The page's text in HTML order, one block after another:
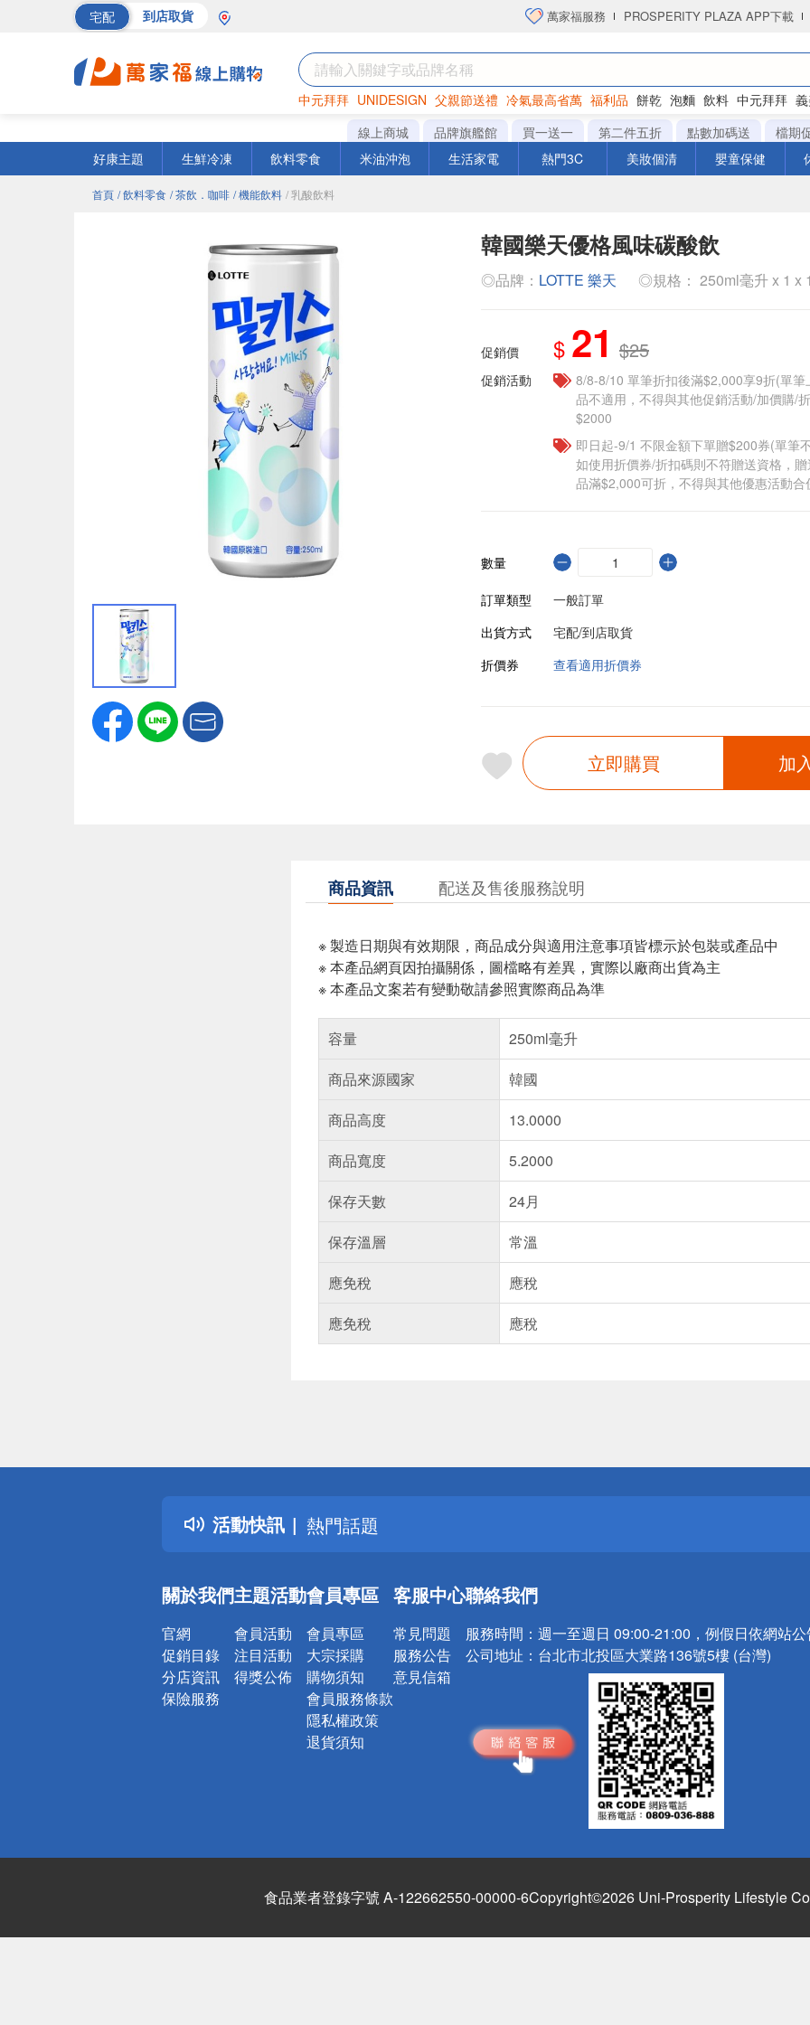
宅配 到店取貨 萬家福服務 PROSPERITY PLAZA APP下載
中元拜拜 UNIDESIGN 父親節送禮 冷氣最高省萬 福利品 餅乾 泡麵 飲料 中元拜拜
罐頭 海苔 洋芋片
線上商城 品牌旗艦館 買一送一 第二件五折 點數加碼送
檔期
好康主題
生鮮冷凍 飲料零食 米油沖泡 生活家電 熱門3C 美妝個清 嬰童保健
首頁 / 飲料零食 / 茶飲．咖啡 / 機能飲料 / 乳酸飲料
韓國樂天優格風味碳酸飲
◎品牌： LOTTE 樂天 ◎規格： 250ml毫升 x 1 x
促銷價 $ 21 $25
促銷活動
8/8-8/10 單筆折扣後滿$2,000享9折(單
品不適用，不得與其他促銷活動/加價購/
$2000
即日起-9/1 不限金額下單贈$200券(單筆
如使用折價券/折扣碼則不符贈送資格，
品滿$2,000可折，不得與其他優惠活動合
數量
訂單類型
一般訂單
出貨方式
宅配/到店取貨
折價券
查看適用折價券
立即購買 加
商品資訊 配送及售後服務說明
※ 製造日期與有效期限，商品成分與適用注意事項皆標示於包裝或產品中
※ 本產品網頁因拍攝關係，圖檔略有差異，實際以廠商出貨為主
※ 本產品文案若有變動敬請參照實際商品為準
容量
250ml毫升
商品來源國家
韓國
商品高度
13.0000
商品寬度
5.2000
保存天數
24月
保存溫層
常溫
應免稅
應稅
應免稅
應稅
活動快訊
詐騙網頁！請小心！
得獎公告
熱門話題
銀行優惠
詐騙網頁！請小心！
關於我們
官網
促銷目錄
分店資訊
保險服務
主題活動
會員活動
注目活動
得獎公佈
會員專區
會員專區
大宗採購
購物須知
會員服務條款
隱私權政策
退貨須知
客服中心
常見問題
服務公告
意見信箱
聯絡我們
服務時間： 週一至週日 09:00-21:00，例假日依網站
公司地址： 台北市北投區大業路136號5樓 (台灣)
食品業者登錄字號 A-122662550-00000-6Copyright©2026 Uni-Prosperity Lifestyle